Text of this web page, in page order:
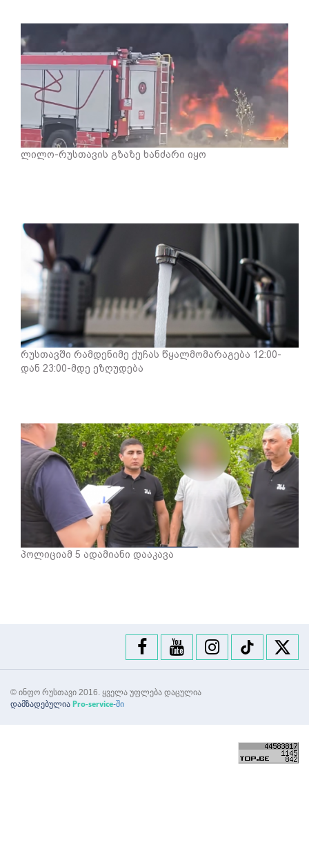
ლილო-რუსთავის გზაზე ხანძარი იყო
რუსთავში რამდენიმე ქუჩას წყალმომარაგება 12:00-
დან 23:00-მდე ეზღუდება
პოლიციამ 5 ადამიანი დააკავა
© ინფო რუსთავი 2016. ყველა უფლება დაცულია
დამზადებულია Pro-service-ში